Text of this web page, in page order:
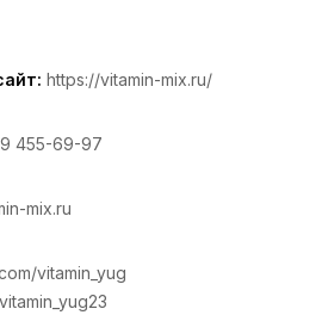
https://vitamin-mix.ru/
455-69-97
mix.ru
vitamin_yug